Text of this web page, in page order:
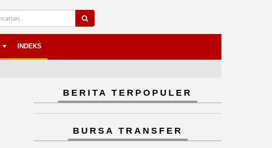
INDEKS
BERITA TERPOPULER
BURSA TRANSFER